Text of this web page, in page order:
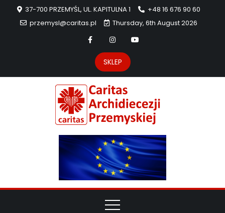
37-700 PRZEMYŚL, UL. KAPITULNA 1
+48 16 676 90 60
przemysl@caritas.pl
Thursday, 6th August 2026
SKLEP